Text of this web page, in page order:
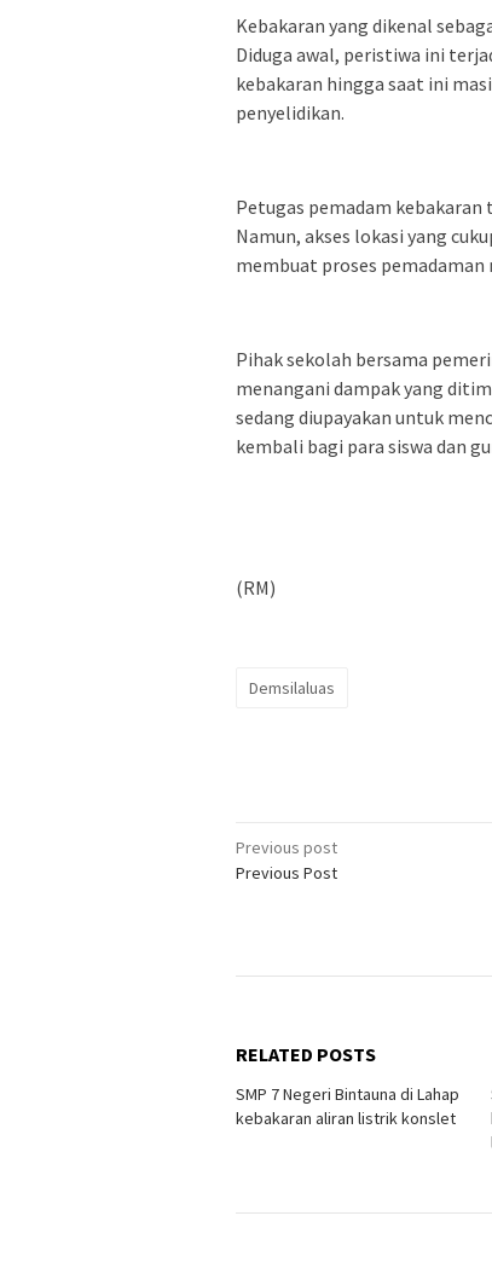
Kebakaran yang dikenal
Diduga awal, peristiwa ini
kebakaran hingga saat ini
penyelidikan.
Petugas pemadam kebakaran
Namun, akses lokasi yang
membuat proses
Pihak sekolah bersama
menangani dampak yang
sedang diupayakan untuk
kembali bagi para siswa dan
(RM)
Demsilaluas
Post
navigation
Previous post
Previous Post
RELATED POSTS
SMP 7 Negeri Bintauna di Lahap
kebakaran aliran listrik konslet